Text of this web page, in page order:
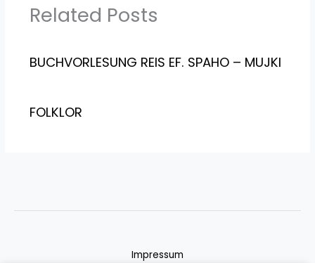
Related Posts
BUCHVORLESUNG REIS EF. SPAHO – MUJKI
FOLKLOR
Impressum